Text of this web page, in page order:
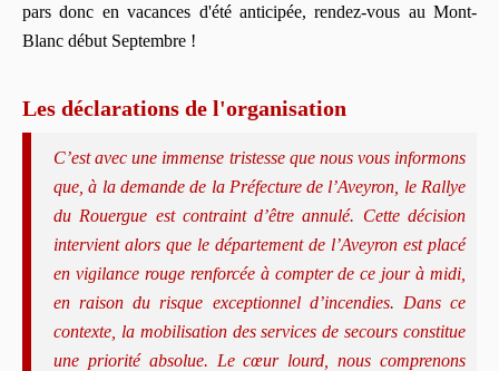
pars donc en vacances d'été anticipée, rendez-vous au Mont-
Blanc début Septembre !
Les déclarations de l'organisation
C’est avec une immense tristesse que nous vous informons
que, à la demande de la Préfecture de l’Aveyron, le Rallye
du Rouergue est contraint d’être annulé. Cette décision
intervient alors que le département de l’Aveyron est placé
en vigilance rouge renforcée à compter de ce jour à midi,
en raison du risque exceptionnel d’incendies. Dans ce
contexte, la mobilisation des services de secours constitue
une priorité absolue. Le cœur lourd, nous comprenons